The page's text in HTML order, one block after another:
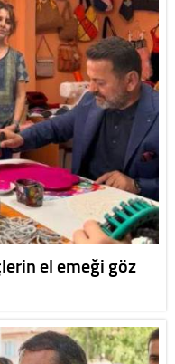
el emeği göz